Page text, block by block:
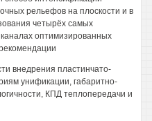
рельефов на плоскости и в
четырёх самых
оптимизированных
внедрения пластинчато-
унификации, габаритно-
КПД теплопередачи и